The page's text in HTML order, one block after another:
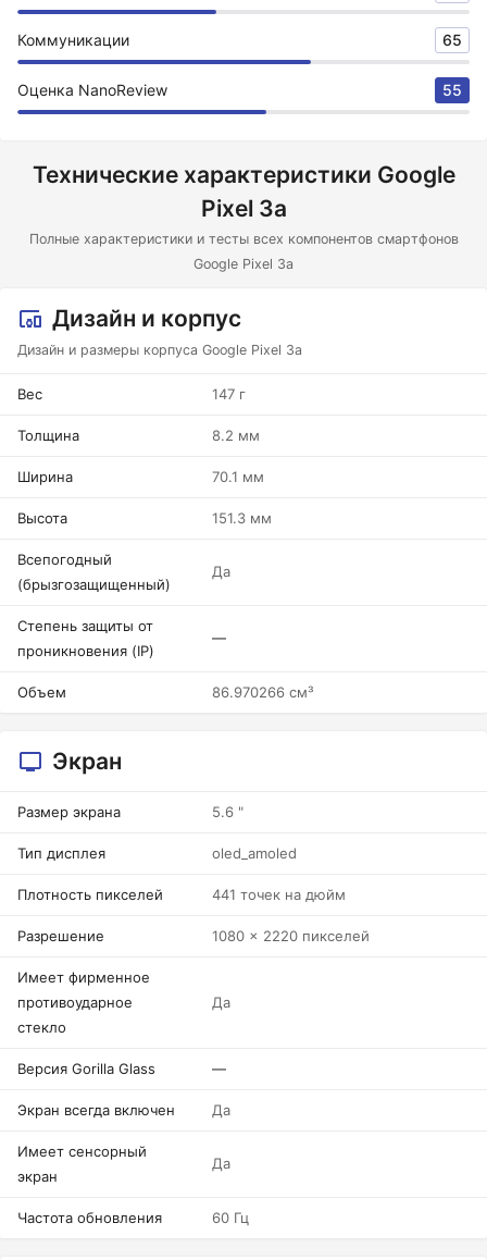
Коммуникации 65
Оценка NanoReview 55
Технические характеристики Google
Pixel 3a
Полные характеристики и тесты всех компонентов смартфонов
Google Pixel 3a
Дизайн и корпус
Дизайн и размеры корпуса Google Pixel 3a
Вес 147 г
Толщина 8.2 мм
Ширина 70.1 мм
Высота 151.3 мм
Всепогодный
(брызгозащищенный)
Да
Степень защиты от
проникновения (IP)
—
Объем 86.970266 см³
Экран
Размер экрана 5.6 "
Тип дисплея oled_amoled
Плотность пикселей 441 точек на дюйм
Разрешение 1080 x 2220 пикселей
Имеет фирменное
противоударное
стекло
Да
Версия Gorilla Glass —
Экран всегда включен Да
Имеет сенсорный
экран
Да
Частота обновления 60 Гц